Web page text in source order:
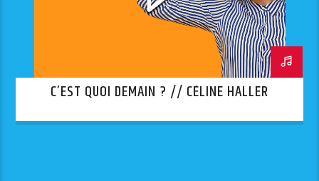
C’EST QUOI DEMAIN ? // CÉLINE HALLER